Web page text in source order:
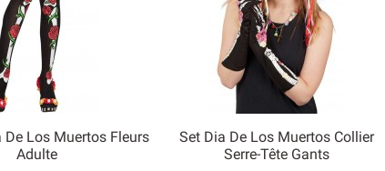
De Los Muertos Fleurs
Adulte
Aperçu rapide
Set Dia De Los Muertos Collier
Serre-Tête Gants
Aperçu rapide